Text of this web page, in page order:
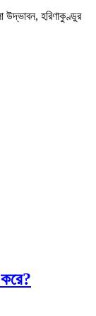
উদ্ভাবন, হরিণাকুণ্ডুর